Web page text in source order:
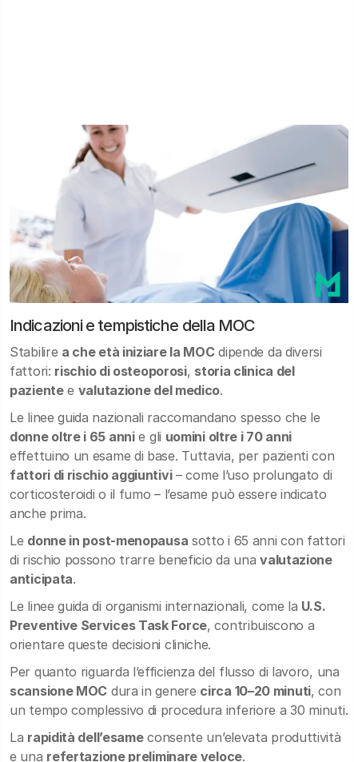
Indicazioni e tempistiche della MOC
Stabilire a che età iniziare la MOCdipende da diversi
fattori: rischio di osteoporosi, storia clinica del
pazientee valutazione del medico.
Le linee guida nazionali raccomandano spesso che le
donne oltre i 65 annie gli uomini oltre i 70 anni
effettuino un esame di base. Tuttavia, per pazienti con
fattori di rischio aggiuntivi– come l’uso prolungato di
corticosteroidi o il fumo – l’esame può essere indicato
anche prima.
Le donne in post-menopausa sotto i 65 anni con fattori
di rischio possono trarre beneficio da unavalutazione
anticipata.
Le linee guida di organismi internazionali, come la U.S.
Preventive Services Task Force, contribuiscono a
orientare queste decisioni cliniche.
Per quanto riguarda l’efficienza del flusso di lavoro, una
scansione MOC dura in genere circa 10–20 minuti, con
un tempo complessivo di procedura inferiore a 30 minuti.
La rapidità dell’esameconsente un’elevata produttività
e una refertazione preliminare veloce.